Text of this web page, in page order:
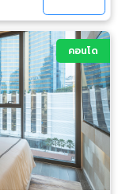
คอนโด